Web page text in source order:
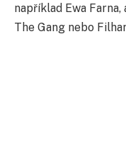
například Ewa
The Gang nebo